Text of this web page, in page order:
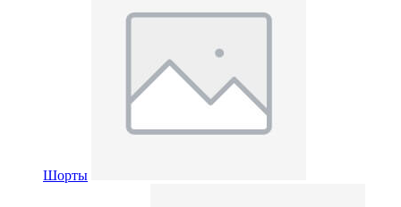
Шорты